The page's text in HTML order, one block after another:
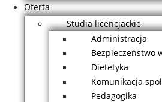
Oferta
Studia licencjackie
Administracja
Bezpieczeństwo
Dietetyka
Komunikacja
Pedagogika